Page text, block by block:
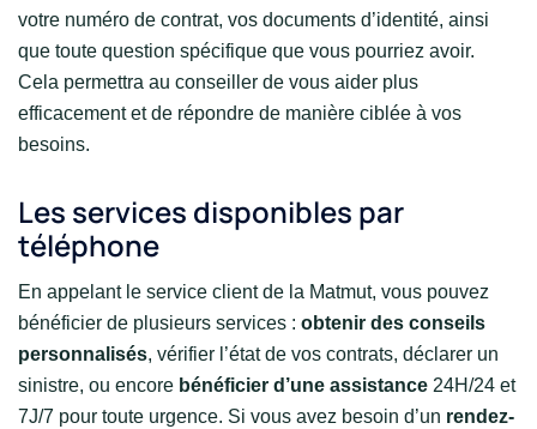
votre numéro de contrat, vos documents d’identité, ainsi
que toute question spécifique que vous pourriez avoir.
Cela permettra au conseiller de vous aider plus
efficacement et de répondre de manière ciblée à vos
besoins.
Les services disponibles par
téléphone
En appelant le service client de la Matmut, vous pouvez
bénéficier de plusieurs services : obtenir des conseils
personnalisés, vérifier l’état de vos contrats, déclarer un
sinistre, ou encore bénéficier d’une assistance 24H/24 et
7J/7 pour toute urgence. Si vous avez besoin d’un rendez-